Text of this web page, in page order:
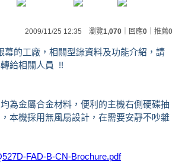
2009/11/25 12:35 瀏覽1,070 ｜回應0 推薦0
的工廠，相關型錄資料及功能介紹，請
給相關人員 !!
為金屬合金材料，便利的主機右側硬碟抽
本機採用無風扇設計，在需要安靜不吵雜
FAD-B-CN-Brochure.pdf